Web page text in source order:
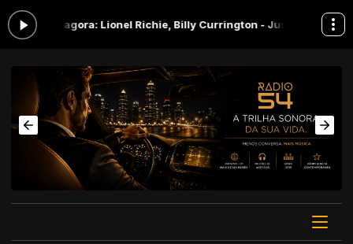
agora: Lionel Richie, Billy Currington - Just For YouMenos